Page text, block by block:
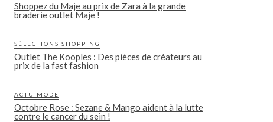
Shoppez du Maje au prix de Zara à la grande
braderie outlet Maje !
SÉLECTIONS SHOPPING
Outlet The Kooples : Des pièces de créateurs au
prix de la fast fashion
ACTU MODE
Octobre Rose : Sezane & Mango aident à la lutte
contre le cancer du sein !